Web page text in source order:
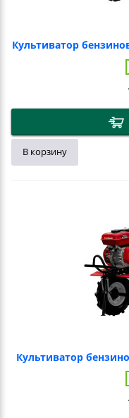
Культиватор
В корзину
Культиватор